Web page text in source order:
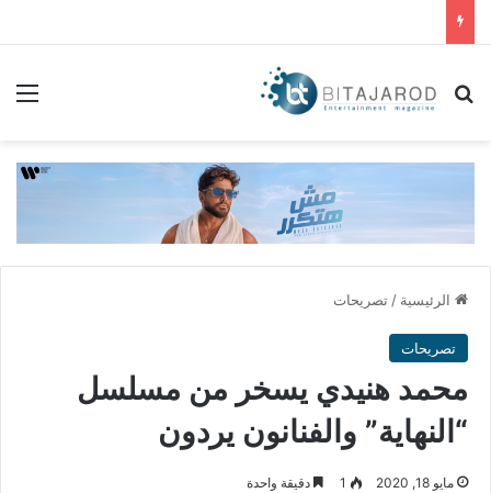
بحث عن
الرئيسية / تصريحات
تصريحات
محمد هنيدي يسخر من مسلسل
“النهاية” والفنانون يردون
مايو 18, 2020 1 دقيقة واحدة